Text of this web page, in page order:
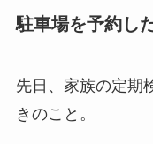
駐車場を予約し
先日、家族の定期
きのこと。